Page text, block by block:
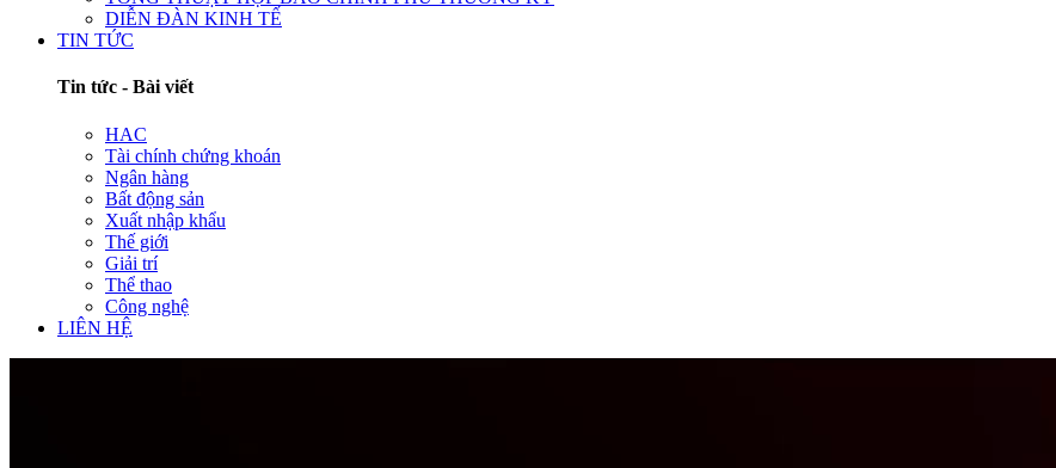
DIỄN ĐÀN KINH TẾ
TIN TỨC
Tin tức - Bài viết
HAC
Tài chính chứng khoán
Ngân hàng
Bất động sản
Xuất nhập khẩu
Thế giới
Giải trí
Thể thao
Công nghệ
LIÊN HỆ